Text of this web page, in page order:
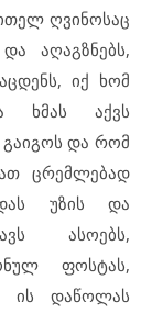
ღვინოსაც
აღაგზნებს,
იქ ხომ
ხმას აქვს
გაიგოს და რომ
ცრემლებად
უზის და
ასოებს,
ფოსტას,
ის დაწოლას